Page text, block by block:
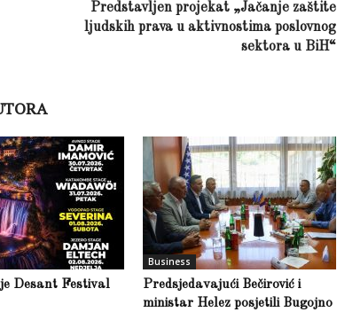
Predstavljen projekat „Jačanje zaštite
ljudskih prava u aktivnostima poslovnog
sektora u BiH“
Desant Festival
Business
Predsjedavajući Bečirović i
ministar Helez posjetili Bugojno